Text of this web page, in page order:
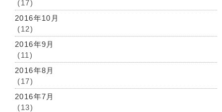
(17)
2016年10月
(12)
2016年9月
(11)
2016年8月
(17)
2016年7月
(13)